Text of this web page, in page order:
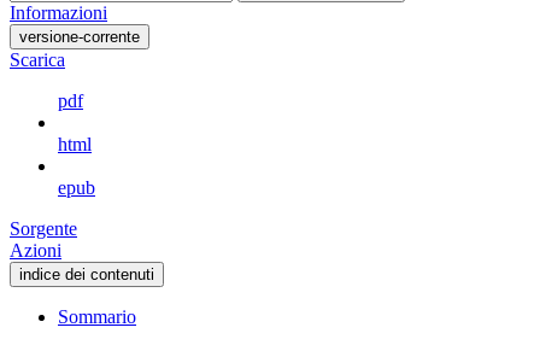
Informazioni
versione-corrente
Scarica
pdf
html
epub
Sorgente
Azioni
indice dei contenuti
Sommario